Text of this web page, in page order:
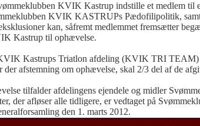
KVIK Kastrup indstille et medlem til
KVIK KASTRUPs Pædofilipolitik,
kan, såfremt medlemmet fremsætter
Kastrup til ophævelse.
Kastrups Triatlon afdeling (KVIK TRI TEAM)
der afstemning om ophævelse, skal 2/3 del af de
tilfalder afdelingens ejendele og midler
der afløser alle tidligere, er vedtaget på
den 1. marts 2012.